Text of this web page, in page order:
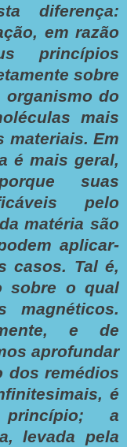
diferença:
em razão
princípios
sobre
do
mais
materiais. Em
é mais geral,
suas
pelo
matéria são
aplicar-
casos. Tal é,
sobre o qual
magnéticos.
e de
aprofundar
dos remédios
é
a
levada pela